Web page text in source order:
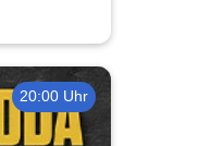
20:00 Uhr